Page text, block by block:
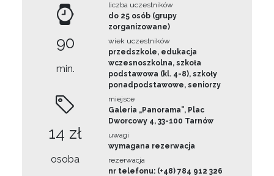
90
min.
14 zł
osoba
liczba uczestników
do 25 osób (grupy
zorganizowane)
wiek uczestników
przedszkole, edukacja
wczesnoszkolna, szkoła
podstawowa (kl. 4-8), szkoły
ponadpodstawowe, seniorzy
miejsce
Galeria „Panorama”, Plac
Dworcowy 4, 33-100 Tarnów
uwagi
wymagana rezerwacja
rezerwacja
nr telefonu: (+48) 784 912 326